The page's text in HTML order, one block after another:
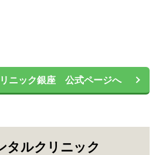
ニック銀座 公式ページへ
タルクリニック